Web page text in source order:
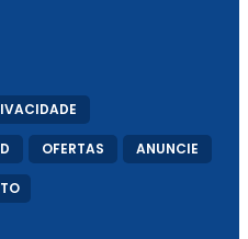
Prêmio Otimista
duas categorias
OFERTAS ANUNCIE